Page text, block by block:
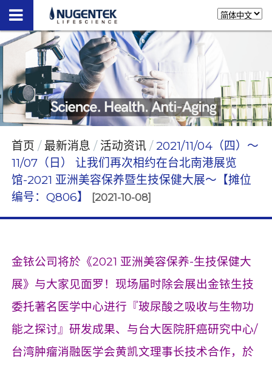
首页 最新消息 活动资讯
2021/11/04（四）～
11/07（日） 让我们再次相约在台北南港展览
馆-2021 亚洲美容保养暨生技保健大展～【摊位
编号：Q806】
[2021-10-08]
金铱公司将於《2021 亚洲美容保养-生技保健大
展》与大家见面罗！现场届时除会展出金铱生技
委托著名医学中心进行『玻尿酸之吸收与生物功
能之探讨』研发成果、与台大医院肝癌研究中心/
台湾肿瘤消融医学会黄凯文理事长技术合作，於